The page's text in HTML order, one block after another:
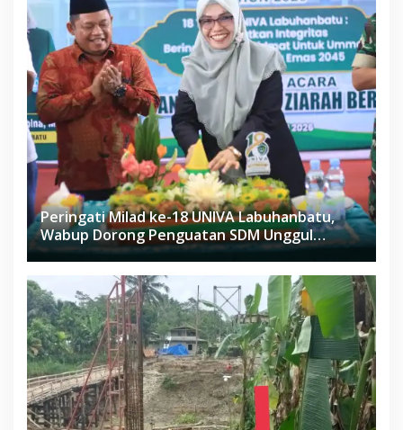
Peringati Milad ke-18 UNIVA Labuhanbatu,
Wabup Dorong Penguatan SDM Unggul
Menuju Indonesia Emas 2045